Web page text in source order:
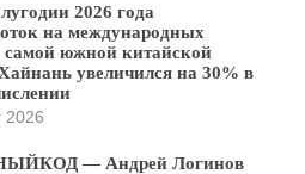
2026 года
на международных
самой южной китайской
увеличился на 30% в
2026
— Андрей Логинов